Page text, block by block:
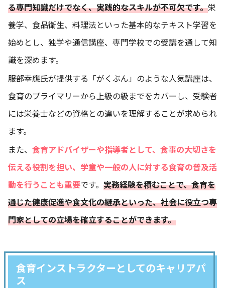
る専門知識だけでなく、実践的なスキルが不可欠です。栄
養学、食品衛生、料理法といった基本的なテキスト学習を
始めとし、独学や通信講座、専門学校での受講を通して知
識を深めます。
服部幸應氏が提供する「がくぶん」のような人気講座は、
食育のプライマリーから上級の級までをカバーし、受験者
には栄養士などの資格との違いを理解することが求められ
ます。
また、 食育アドバイザーや指導者として、食事の大切さを
伝える役割を担い、学童や一般の人に対する食育の普及活
動を行うことも重要です。 実務経験を積むことで、食育を
通じた健康促進や食文化の継承といった、社会に役立つ専
門家としての立場を確立することができます。
食育インストラクターとしてのキャリアパ
ス